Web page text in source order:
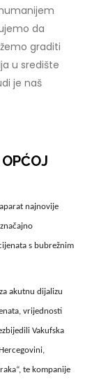
da
graditi
u središte
je naš
najnovije
s bubrežnim
akutnu dijalizu
vrijednosti
Vakufska
te kompanije